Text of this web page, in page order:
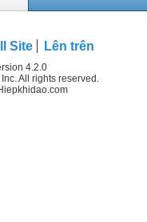
Site Lên trên
4.2.0
All rights reserved.